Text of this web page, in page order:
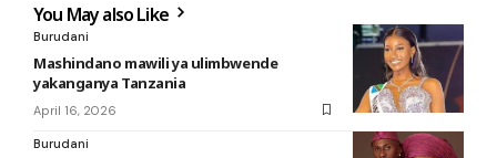
You May also Like
Burudani
Mashindano mawili ya ulimbwende
yakanganya Tanzania
April 16, 2026
Burudani